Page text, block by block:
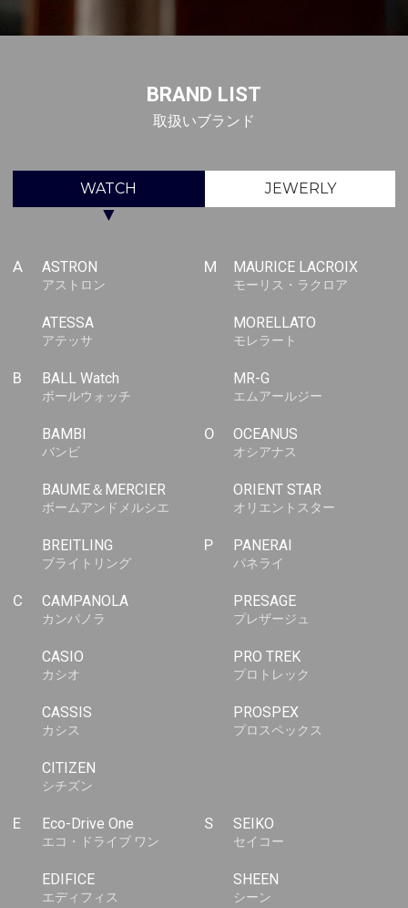
BRAND LIST
取扱いブランド
WATCH JEWERLY
▼
A ASTRON
アストロン
ATESSA
アテッサ
B BALL Watch
ボールウォッチ
BAMBI
バンビ
BAUME＆MERCIER
ボームアンドメルシエ
BREITLING
ブライトリング
C CAMPANOLA
カンパノラ
CASIO
カシオ
CASSIS
カシス
CITIZEN
シチズン
E Eco-Drive One
エコ・ドライブ ワン
EDIFICE
エディフィス
M MAURICE LACROIX
モーリス・ラクロア
MORELLATO
モレラート
MR-G
エムアールジー
O OCEANUS
オシアナス
ORIENT STAR
オリエントスター
P PANERAI
パネライ
PRESAGE
プレザージュ
PRO TREK
プロトレック
PROSPEX
プロスペックス
S SEIKO
セイコー
SHEEN
シーン